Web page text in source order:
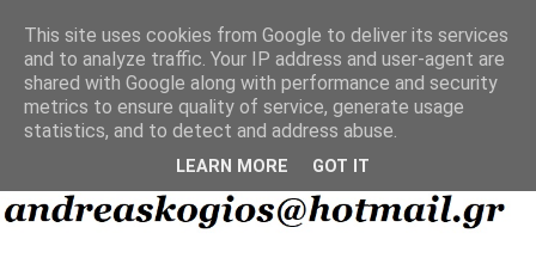
This site uses cookies from Google to deliver its services
and to analyze traffic. Your IP address and user-agent are
shared with Google along with performance and security
metrics to ensure quality of service, generate usage
statistics, and to detect and address abuse.
LEARN MORE GOT IT